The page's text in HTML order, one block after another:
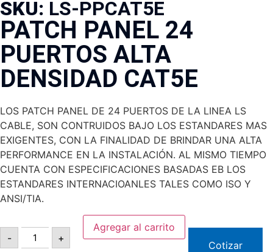
SKU: LS-PPCAT5E
PATCH PANEL 24
PUERTOS ALTA
DENSIDAD CAT5E
LOS PATCH PANEL DE 24 PUERTOS DE LA LINEA LS
CABLE, SON CONTRUIDOS BAJO LOS ESTANDARES MAS
EXIGENTES, CON LA FINALIDAD DE BRINDAR UNA ALTA
PERFORMANCE EN LA INSTALACIÓN. AL MISMO TIEMPO
CUENTA CON ESPECIFICACIONES BASADAS EB LOS
ESTANDARES INTERNACIOANLES TALES COMO ISO Y
ANSI/TIA.
- +
Agregar al carrito
Cotizar